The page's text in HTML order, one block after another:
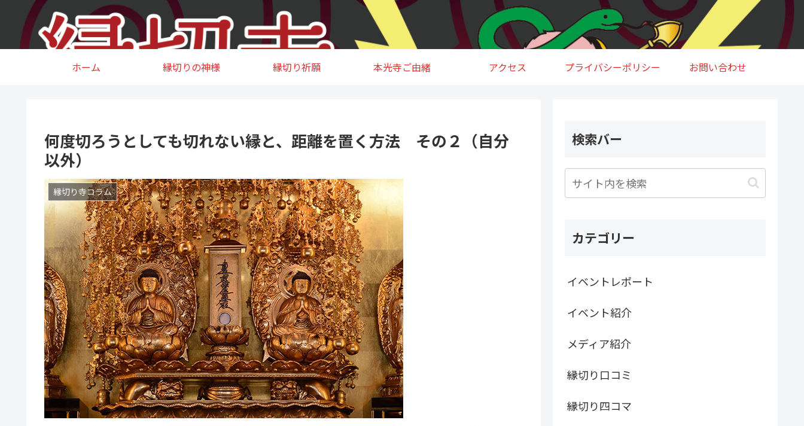
ホーム 縁切りの神様 縁切り祈願 本光寺ご由緒 アクセス プライバシーポリシー お問い合わせ
何度切ろうとしても切れない縁と、距離を置く方法 その２（自分
以外）
縁切り寺コラム
検索バー
カテゴリー
イベントレポート
イベント紹介
メディア紹介
縁切り口コミ
縁切り四コマ